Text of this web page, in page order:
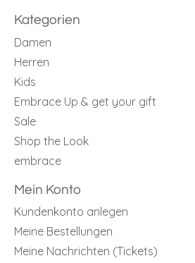
Kategorien
Damen
Herren
Kids
Embrace Up & get your gift
Sale
Shop the Look
embrace
Mein Konto
Kundenkonto anlegen
Meine Bestellungen
Meine Nachrichten (Tickets)